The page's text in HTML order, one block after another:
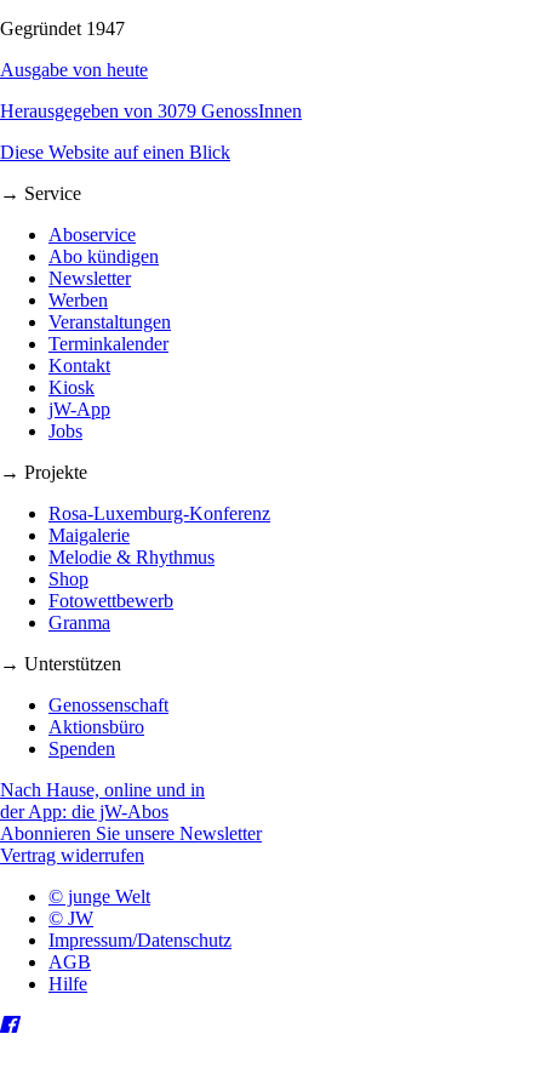
Gegründet 1947
Ausgabe von heute
Herausgegeben von 3079 GenossInnen
Diese Website auf einen Blick
→ Service
Aboservice
Abo kündigen
Newsletter
Werben
Veranstaltungen
Terminkalender
Kontakt
Kiosk
jW-App
Jobs
→ Projekte
Rosa-Luxemburg-Konferenz
Maigalerie
Melodie & Rhythmus
Shop
Fotowettbewerb
Granma
→ Unterstützen
Genossenschaft
Aktionsbüro
Spenden
Nach Hause, online und in
der App: die jW-Abos
Abonnieren Sie unsere Newsletter
Vertrag widerrufen
© junge Welt
© JW
Impressum/Datenschutz
AGB
Hilfe